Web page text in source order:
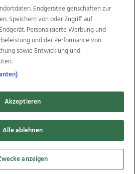
des Medienhauses Wimmer
OÖNow
Ischler Woche
OÖN Immobilien
Reise
Promenaden Galerien
wasistlos.at
Tips Zeitungs GmbH & Co KG
by11x11.net
bearbeiten
Endgeräteeigenschaften zur
Speichern von oder Zugriff auf
Personalisierte Werbung und
und der Performance von
sowie Entwicklung und
Akzeptieren
Alle ablehnen
anzeigen